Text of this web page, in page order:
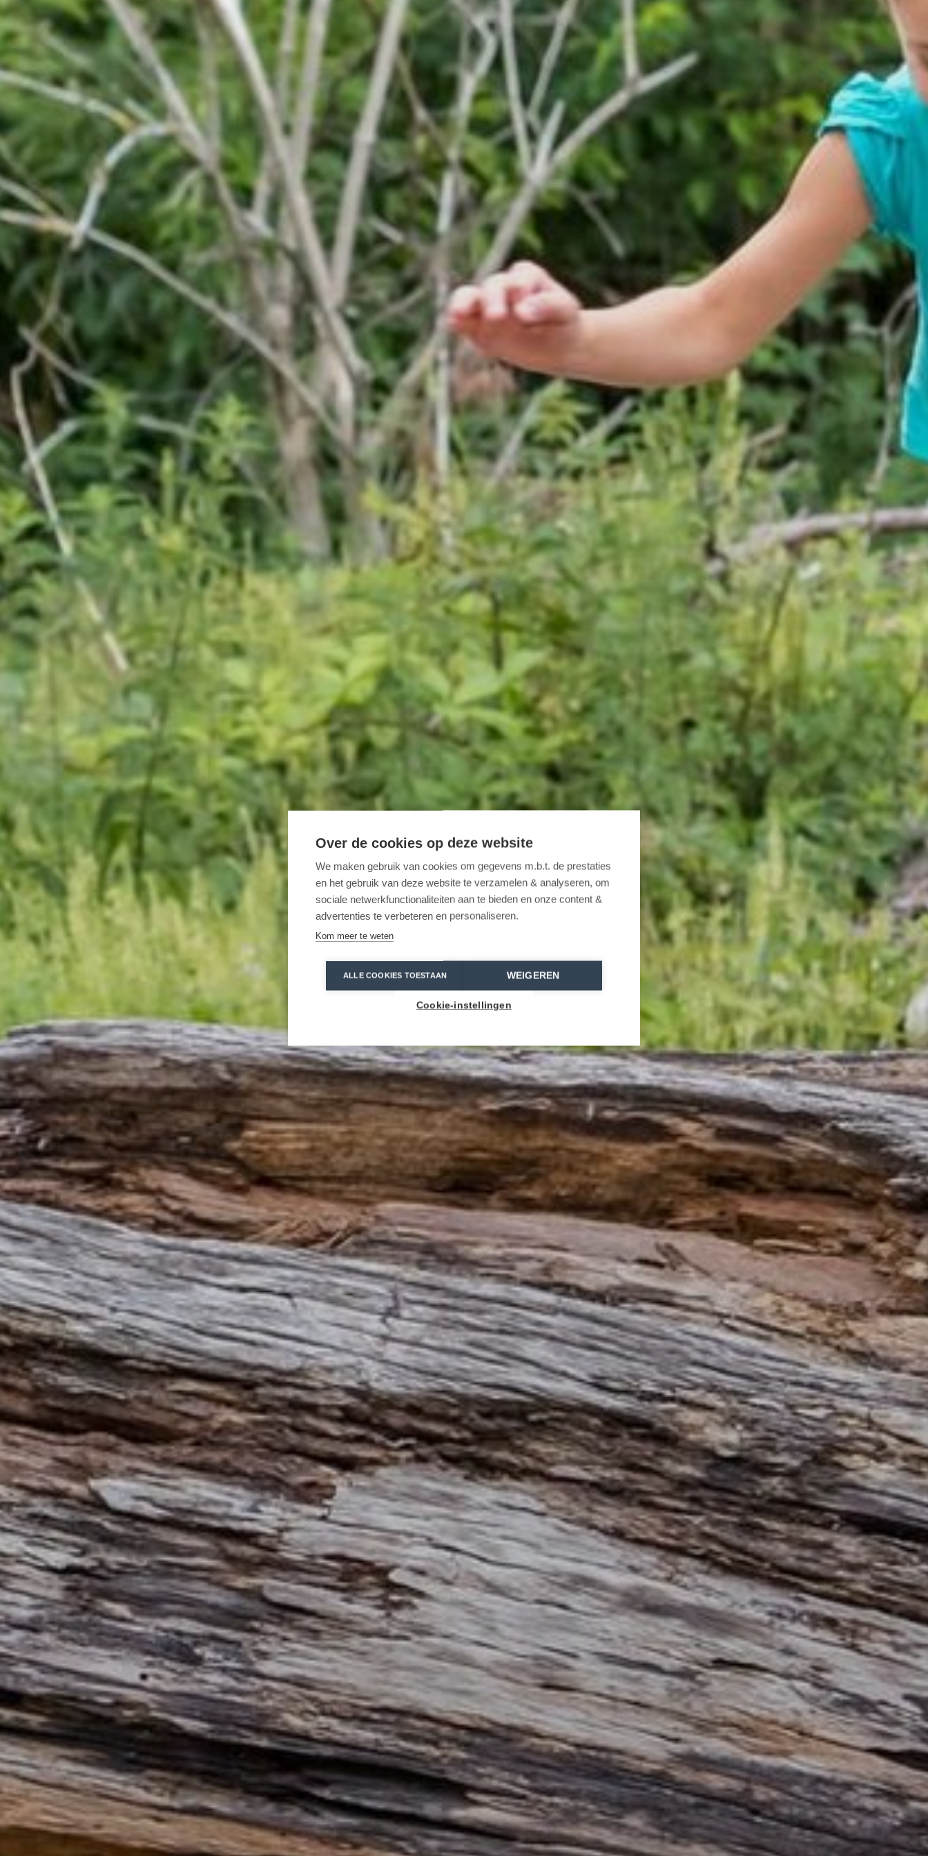
Over de cookies op deze website
We maken gebruik van cookies om gegevens m.b.t. de prestaties
en het gebruik van deze website te verzamelen & analyseren, om
sociale netwerkfunctionaliteiten aan te bieden en onze content &
advertenties te verbeteren en personaliseren.
Kom meer te weten
ALLE COOKIES TOESTAAN WEIGEREN
Cookie-instellingen